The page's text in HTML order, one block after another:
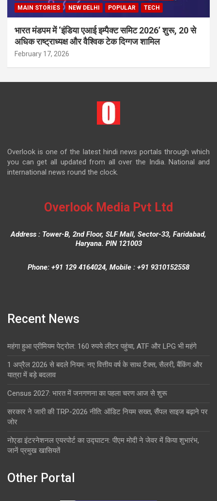
MAIN STORIES
NEW DELHI POPULAR TECH
भारत मंडपम में ‘इंडिया एआई इम्पैक्ट समिट 2026’ शुरू, 20 से
अधिक राष्ट्राध्यक्ष और वैश्विक टेक दिग्गज शामिल
February 17, 2026
Overlook is one of the latest hindi news portals through which
you can get all updated from all over the India. National and
international news round the clock.
Overlook Media Pvt Ltd
Address : Tower-B, 2nd Floor, SLF Mall, Sector-33, Faridabad,
Haryana. PIN 121003
Phone: +91 129 4164024, Mobile : +91 9310152558
Recent News
महंगा हुआ प्रीमियम पेट्रोल: 160 रुपये लीटर पहुंचा, ATF और LPG भी महंगे
1 अप्रैल 2026 से बदले नियम: नए वित्तीय वर्ष के साथ टैक्स, सैलरी, बैंकिंग और
यात्रा में बड़े बदलाव
Census 2027: भारत में जनगणना का पहला चरण आज से शुरू
सरकार ने जारी की TRP-2026 नीति: ऑडिट नियम सख्त, सैंपल साइज बढ़ाने पर
जोर
नोएडा इंटरनेशनल एयरपोर्ट का उद्घाटन: पीएम मोदी ने जेवर में किया शुभारंभ,
जानें प्रमुख खासियतें
Other Portal